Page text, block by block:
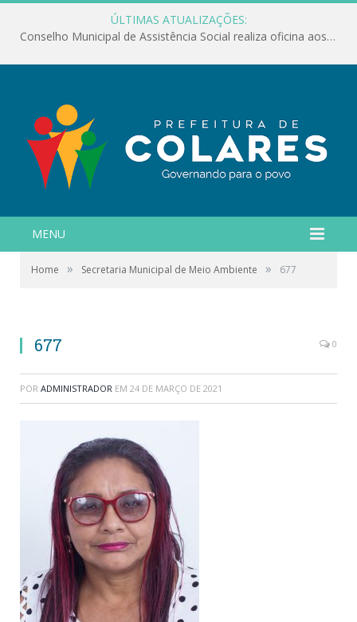
ÚLTIMAS ATUALIZAÇÕES:
Conselho Municipal de Assistência Social realiza oficina aos servidores
MENU
Home » Secretaria Municipal de Meio Ambiente » 677
677 0
POR ADMINISTRADOR EM 24 DE MARÇO DE 2021